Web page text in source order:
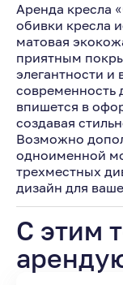
Аренда кресла
обивки кресла
матовая
приятным
элегантности и
современность
впишется в
создавая
Возможно
одноименной
трехместных
дизайн для
С этим